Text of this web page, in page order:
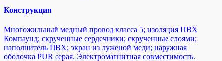
Конструкция
Многожильный медный провод класса 5; изоляция ПВХ
Компаунд; cкрученные сердечники; скрученные слоями;
наполнитель ПВХ; экран из луженой меди; наружная
оболочка PUR серая. Электромагнитная совместимость.